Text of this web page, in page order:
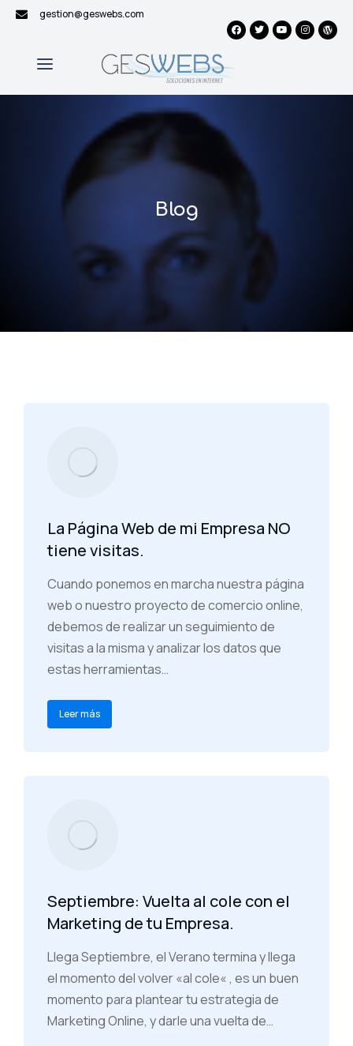
gestion@geswebs.com
Blog
La Página Web de mi Empresa NO
tiene visitas.
Cuando ponemos en marcha nuestra página
web o nuestro proyecto de comercio online,
debemos de realizar un seguimiento de
visitas a la misma y analizar los datos que
estas herramientas…
Leer más
Septiembre: Vuelta al cole con el
Marketing de tu Empresa.
Llega Septiembre, el Verano termina y llega
el momento del volver «al cole« , es un buen
momento para plantear tu estrategia de
Marketing Online, y darle una vuelta de…